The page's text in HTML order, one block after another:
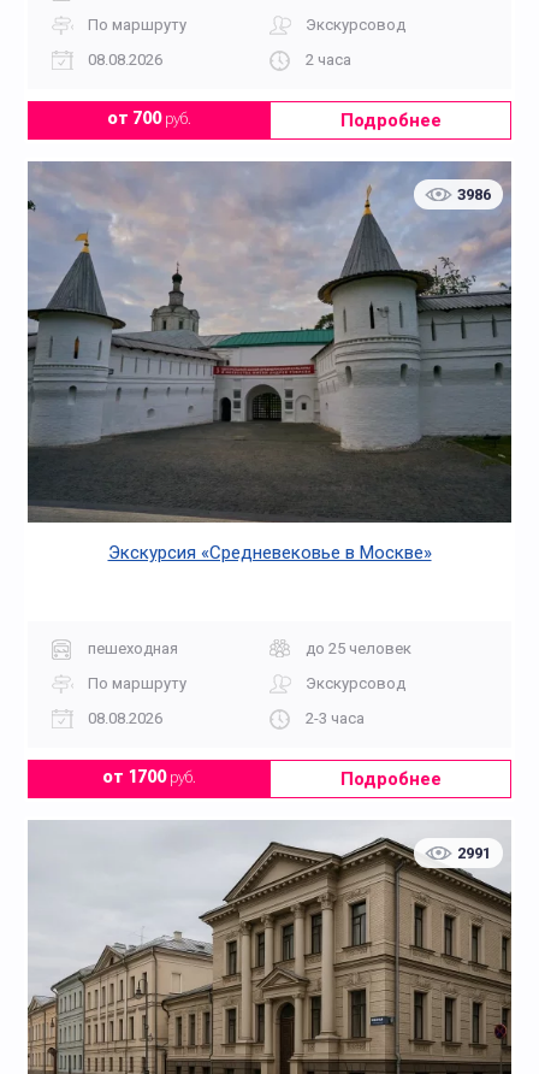
По маршруту
Экскурсовод
08.08.2026
2 часа
от 700руб. Подробнее
3986
Экскурсия «Средневековье в Москве»
пешеходная
до 25 человек
По маршруту
Экскурсовод
08.08.2026
2-3 часа
от 1700руб. Подробнее
2991